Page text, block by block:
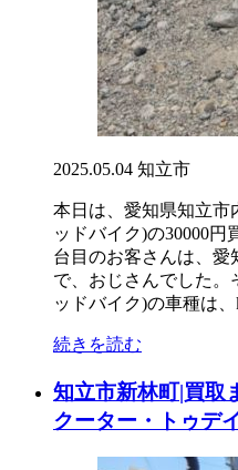
2025.05.04 知立市
本日は、愛知県知立市
ッドバイク)の30000円
台目のお客さんは、愛
で、おじさんでした。
ッドバイク)の車種は、
続きを読む
知立市新林町|買取
クーター・トゥデ